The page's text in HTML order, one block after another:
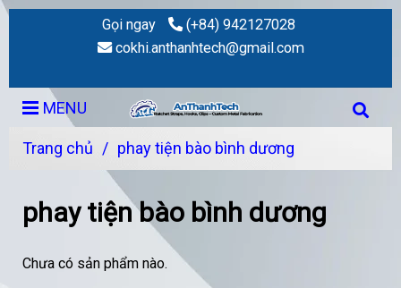
Gọi ngay
(+84) 942127028
cokhi.anthanhtech@gmail.com
MENU
Trang chủ / phay tiện bào bình dương
phay tiện bào bình dương
Chưa có sản phẩm nào.